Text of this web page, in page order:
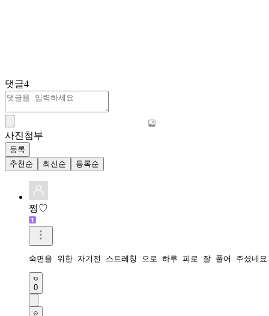
댓글4
사진첨부
등록
추천순
최신순 등록순
쩡♡
숙면을 위한 자기전 스트레칭 으로 하루 피로 잘 풀어 주셨네요
0